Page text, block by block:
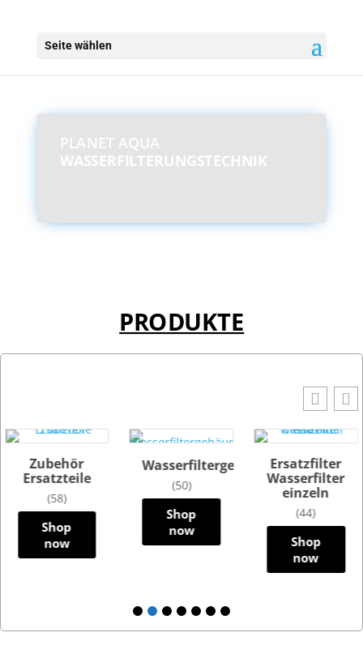
Seite wählen
PLANET AQUA
WASSERFILTERUNGSTECHNIK
PRODUKTE
Zubehör
Ersatzteile
(58)
Shop
now
Wasserfiltergehäuse
(50)
Shop
now
Ersatzfilter
Wasserfilter
einzeln
(44)
Shop
now